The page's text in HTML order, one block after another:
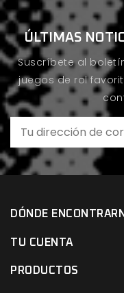
ÚLTIMAS
Suscríbete al
juegos de rol
DÓNDE
TU CUENTA
PRODUCTOS